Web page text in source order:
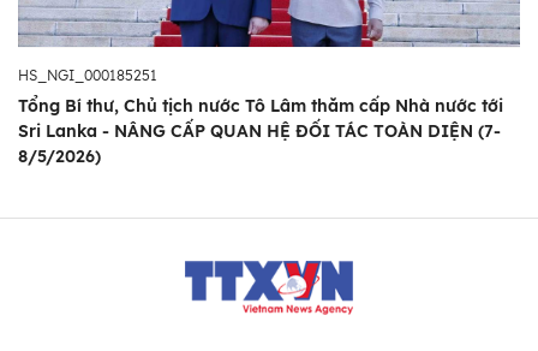
HS_NGI_000185251
Tổng Bí thư, Chủ tịch nước Tô Lâm thăm cấp Nhà nước tới
Sri Lanka - NÂNG CẤP QUAN HỆ ĐỐI TÁC TOÀN DIỆN (7-
8/5/2026)